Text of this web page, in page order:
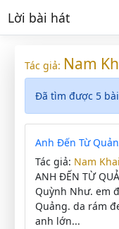
Lời bài hát
Tác giả: Nam
Đã tìm được 5 bài
Anh Đến Từ
Tác giả: Nam Khai
ANH ĐẾN TỪ
Quỳnh Như. em
Quảng. da rám
anh lớn...